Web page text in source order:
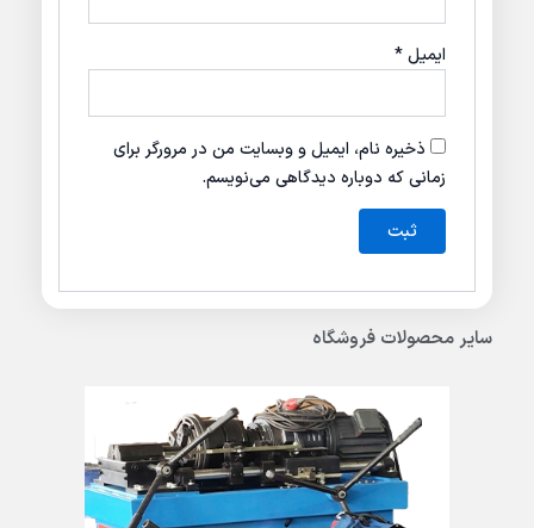
ایمیل*
ذخیره نام، ایمیل و وبسایت من در مرورگر برای
زمانی که دوباره دیدگاهی می‌نویسم.
سایر محصولات فروشگاه